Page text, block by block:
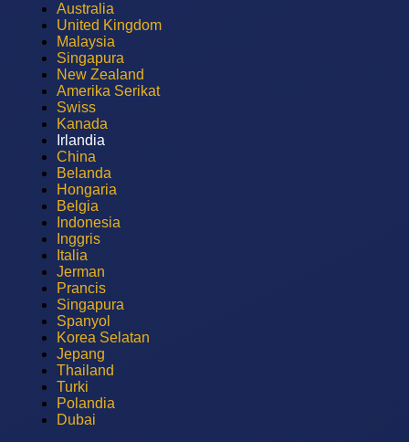
Australia
United Kingdom
Malaysia
Singapura
New Zealand
Amerika Serikat
Swiss
Kanada
Irlandia
China
Belanda
Hongaria
Belgia
Indonesia
Inggris
Italia
Jerman
Prancis
Singapura
Spanyol
Korea Selatan
Jepang
Thailand
Turki
Polandia
Dubai